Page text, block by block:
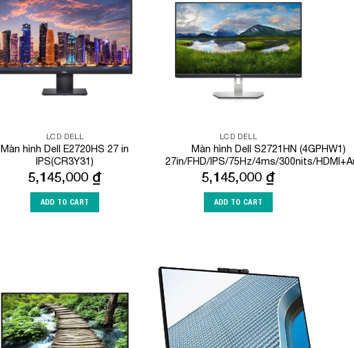
Add to
Wishlist
LCD DELL
Màn hình Dell E2720HS 27 in
IPS(CR3Y31)
5,145,000 ₫
ADD TO CART
Add to
Wishlist
LCD DELL
Màn hình Dell S2721HN (4GPHW1)
27in/FHD/IPS/75Hz/4ms/300nits/
5,145,000 ₫
ADD TO CART
Add to
Wishlist
Add to
Wishlist